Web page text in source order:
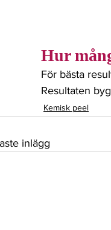
Hur
För bästa
Resultaten
Kemisk peel
inlägg